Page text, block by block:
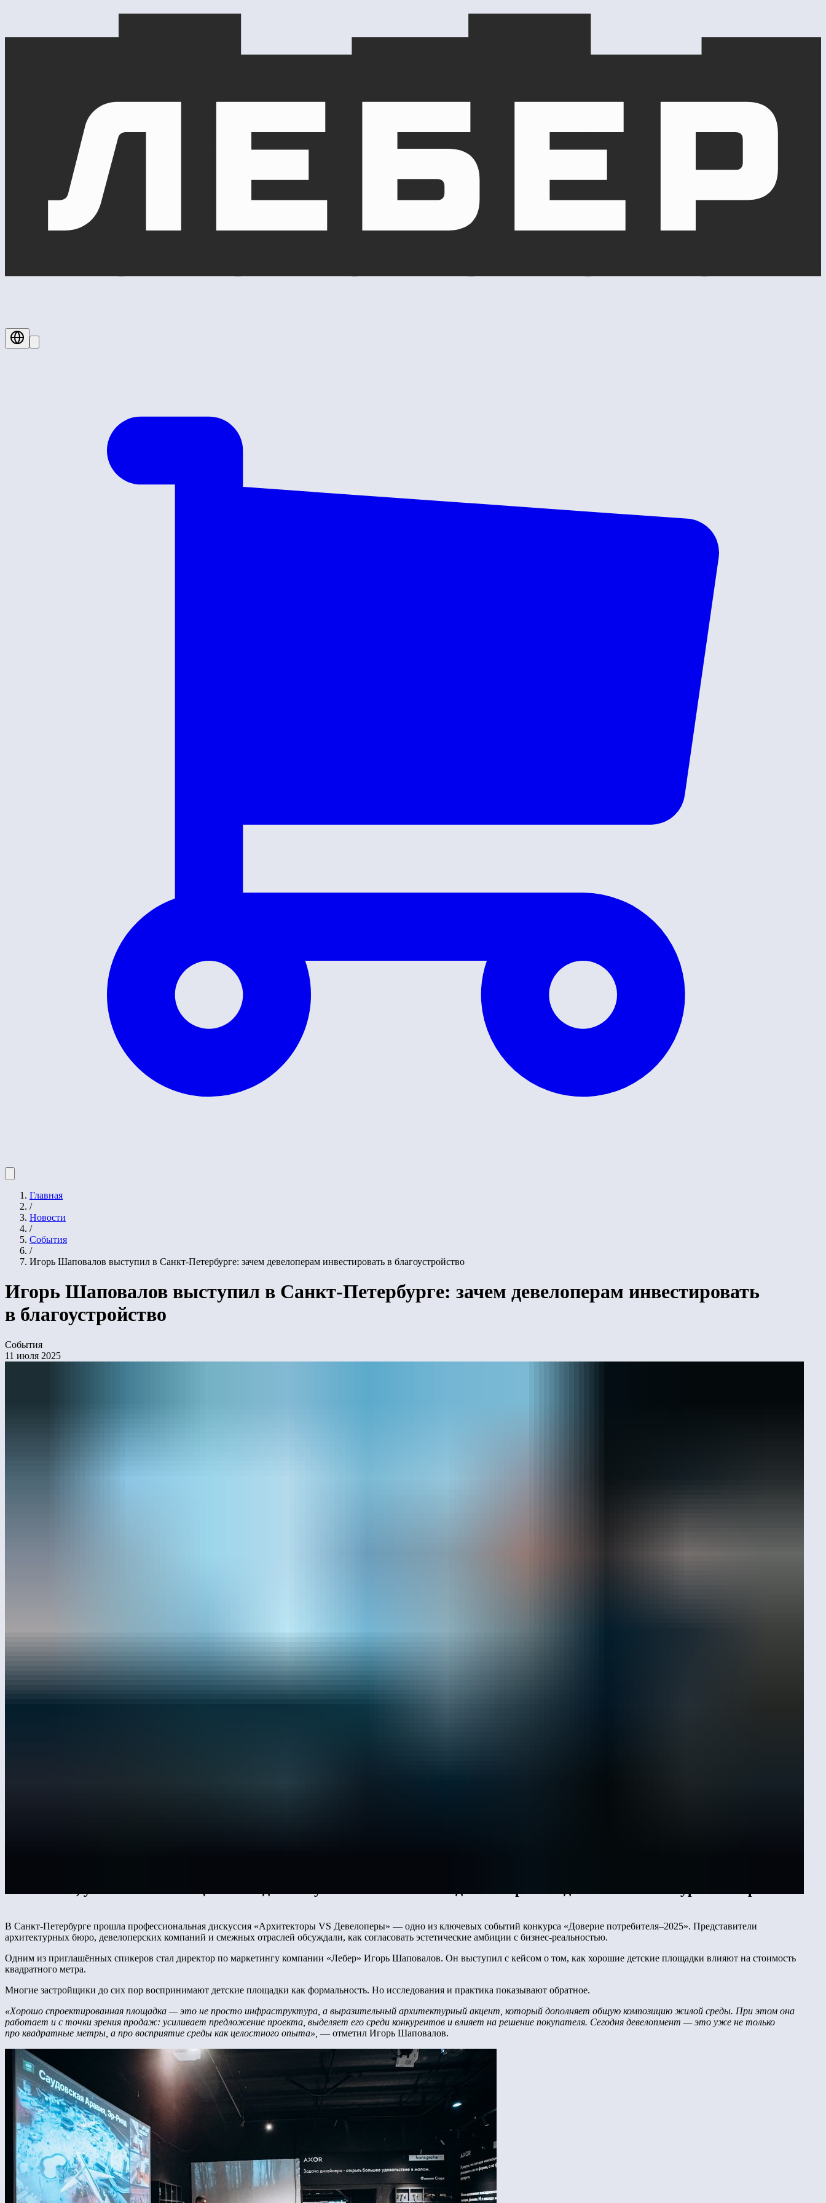
Главная
/
Новости
/
События
/
Игорь Шаповалов выступил в Санкт-Петербурге: зачем девелоперам инвестировать в благоустройство
Игорь Шаповалов выступил в Санкт-Петербурге: зачем девелоперам инвестировать
в благоустройство
События
11 июля 2025
В Санкт-Петербурге прошла профессиональная дискуссия «Архитекторы VS Девелоперы» — одно из ключевых событий конкурса «Доверие потребителя–2025». Представители
архитектурных бюро, девелоперских компаний и смежных отраслей обсуждали, как согласовать эстетические амбиции с бизнес-реальностью.
Одним из приглашённых спикеров стал директор по маркетингу компании «Лебер» Игорь Шаповалов. Он выступил с кейсом о том, как хорошие детские площадки влияют на стоимость
квадратного метра.
Многие застройщики до сих пор воспринимают детские площадки как формальность. Но исследования и практика показывают обратное.
«Хорошо спроектированная площадка — это не просто инфраструктура, а выразительный архитектурный акцент, который дополняет общую композицию жилой среды. При этом она
работает и с точки зрения продаж: усиливает предложение проекта, выделяет его среди конкурентов и влияет на решение покупателя. Сегодня девелопмент — это уже не только
про квадратные метры, а про восприятие среды как целостного опыта», — отметил Игорь Шаповалов.